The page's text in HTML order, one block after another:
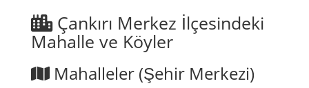
Çankırı Merkez İlçesindeki
Mahalle ve Köyler
Mahalleler (Şehir Merkezi)